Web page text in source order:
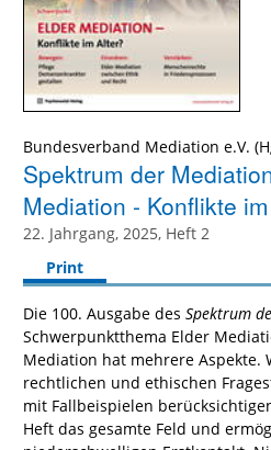
Bundesverband Mediation e.V.
Spektrum der
Mediation - Konflikte
22. Jahrgang, 2025, Heft 2
Print
Die 100. Ausgabe des Spektrum
Schwerpunktthema Elder
Mediation hat mehrere Aspekte.
rechtlichen und ethischen
mit Fallbeispielen
Heft das gesamte Feld und